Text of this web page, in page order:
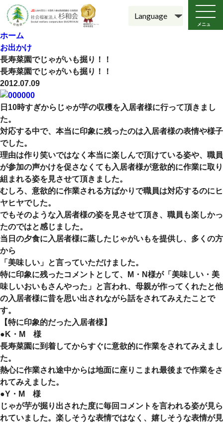
メニュ
ー
ホーム
お出かけ
長寿菜園でじゃがいも掘り！！
長寿菜園でじゃがいも掘り！！
2012.07.09
日10時すぎからじゃが芋の収穫を入居者様に行って頂きまし
た。
対応する中で、本当に印象に残ったのは入居者様の表情や様子
でした。
理由は作り笑いではなく本当に楽しんで頂けている姿や、職員
が参加の声かけを促さなくても入居者様が意欲的に作業に取り
組まれる姿を見させて頂きました。
むしろ、意欲的に作業される方ばかりで職員は対応するのにヒ
ヤヒヤでした。
でもそのような入居者様の姿を見させて頂き、職員も楽しかっ
たのではと感じました。
当日の夕食に入居者様に蒸したじゃがいもを提供し、多くの方
から
「美味しい」と言っていただけました。
特に印象に残ったコメントとして、M・N様が「美味しい・美
味しいおいもさんやった」と言われ、母親が作ってくれたと他
の入居者様に昔を思い出されながら話をされてみえたことで
す。
【特に印象的だった入居者様】
●K・M 様
長寿菜園に到着してからすぐに意欲的に作業をされてみえまし
た。
熱心に作業され途中からは地面に座りこまれ最後まで作業をさ
れてみえました。
●Y・M 様
じゃが芋が掘り出された度に毎回コメントを言われる姿が見ら
れていました。楽しそうな表情ではなく、嬉しそうな表情が見